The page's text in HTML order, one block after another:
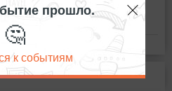
прошло.
🤔
к событиям